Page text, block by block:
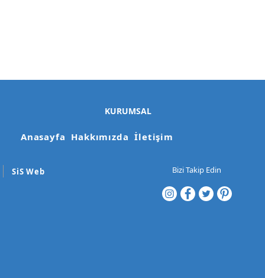
KURUMSAL
Anasayfa Hakkımızda İletişim
SiS Web Bizi Takip Edin